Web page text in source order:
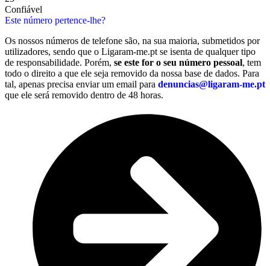
Confiável
Este número pertence-lhe?
Os nossos números de telefone são, na sua maioria, submetidos por
utilizadores, sendo que o Ligaram-me.pt se isenta de qualquer tipo
de responsabilidade. Porém, se este for o seu número pessoal, tem
todo o direito a que ele seja removido da nossa base de dados. Para
tal, apenas precisa enviar um email para denuncias@ligaram-me.pt
que ele será removido dentro de 48 horas.